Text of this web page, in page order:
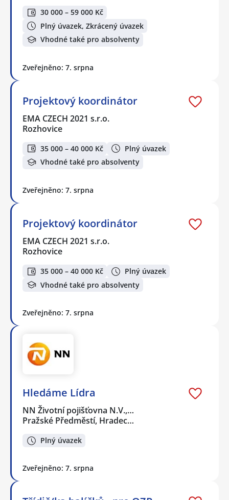
30 000 – 59 000 Kč
Plný úvazek, Zkrácený úvazek
Vhodné také pro absolventy
Zveřejněno: 7. srpna
Projektový koordinátor
EMA CZECH 2021 s.r.o.
Rozhovice
35 000 – 40 000 Kč
Plný úvazek
Vhodné také pro absolventy
Zveřejněno: 7. srpna
Projektový koordinátor
EMA CZECH 2021 s.r.o.
Rozhovice
35 000 – 40 000 Kč
Plný úvazek
Vhodné také pro absolventy
Zveřejněno: 7. srpna
Hledáme Lídra
NN Životní pojišťovna N.V.,…
Pražské Předměstí, Hradec…
Plný úvazek
Zveřejněno: 7. srpna